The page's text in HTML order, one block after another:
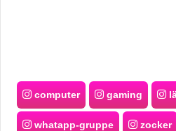
computer gaming
whatapp-gruppe zocker